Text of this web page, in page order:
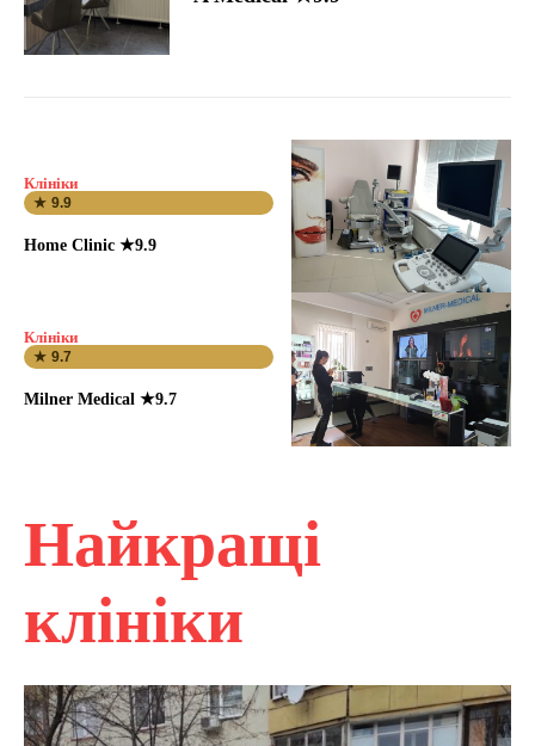
Клініки
★ 9.9
Home Clinic ★9.9
Клініки
★ 9.7
Milner Medical ★9.7
Найкращі
клініки